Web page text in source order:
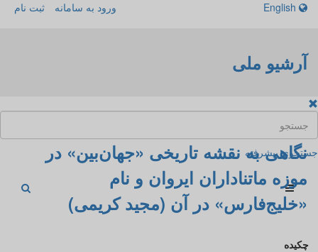
ورود به سامانه ثبت نام
آرشیو ملی
جستجوی پیشرفته
نگاهی به نقشه تاریخی «جهان‌بین» در
موزه ماتناداران ایروان و نام
«خلیج‌فارس» در آن (مجید کریمی)
چکیده